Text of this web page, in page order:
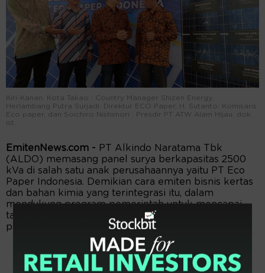
Kiri-Kanan: Kota Takao : Country Manager Shizen Energy,
Herlambang Putra Surjadi: Direktur ECO Paper, H. Sutanto: Komisaris
Eco paper, dan Soichiro Nishimori : Presdir PT ATW Alam Hijau. dok.
ist.
EmitenNews.com - PT Alkindo Naratama Tbk
(ALDO) memasang panel surya berkapasitas 2500
kVa di salah satu anak perusahaannya yaitu PT Eco
Paper Indonesia. Demikian cara emiten bisnis kertas
dan bahan kimia yang terintegrasi itu, dalam
mendukung program pemerintah untuk mencapai
target penggunaan energi terbarukan sebesar 23%
pada tahun 2025.